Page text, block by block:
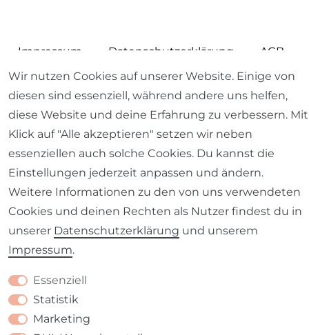
Impressum Daten­schutz­erklärung AGB
Barrierefreiheitserklärung Widerrufs­recht
Wir nutzen Cookies auf unserer Website. Einige von
diesen sind essenziell, während andere uns helfen,
diese Website und deine Erfahrung zu verbessern. Mit
Klick auf "Alle akzeptieren" setzen wir neben
essenziellen auch solche Cookies. Du kannst die
Einstellungen jederzeit anpassen und ändern.
Weitere Informationen zu den von uns verwendeten
Cookies und deinen Rechten als Nutzer findest du in
unserer Daten­schutz­erklärung und unserem
Impressum.
Essenziell
Statistik
Marketing